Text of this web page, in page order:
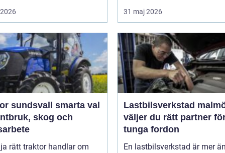
31 maj 2026
smarta val
skog och
rätt traktor handlar om
Lastbilsverkstad malmö
väljer du rätt partner
tunga fordon
En lastbilsverkstad är mer